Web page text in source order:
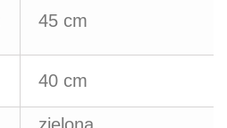
45 cm
40 cm